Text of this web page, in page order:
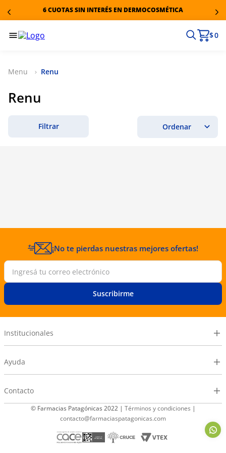
6 CUOTAS SIN INTERÉS EN DERMOCOSMÉTICA
$ 0
Renu
Renu
Filtrar
¡No te pierdas nuestras mejores ofertas!
Suscribirme
Institucionales
Ayuda
Contacto
© Farmacias Patagónicas 2022 | Términos y condiciones |
contacto@farmaciaspatagonicas.com